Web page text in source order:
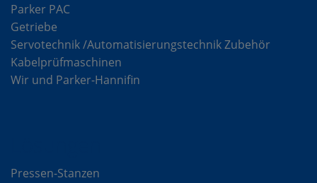
Parker PAC
Getriebe
Servotechnik /Automatisierungstechnik Zubehör
Kabelprüfmaschinen
Wir und Parker-Hannifin
Pressen-Stanzen